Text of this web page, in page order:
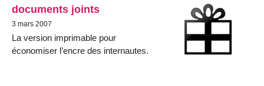
documents joints
3 mars 2007
La version imprimable pour
économiser l’encre des internautes.